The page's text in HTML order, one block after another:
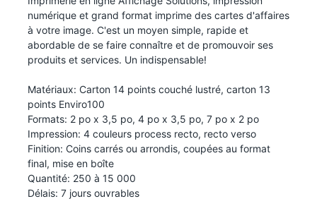
numérique et grand format imprime des cartes d'affaires
à votre image. C'est un moyen simple, rapide et
abordable de se faire connaître et de promouvoir ses
produits et services. Un indispensable!
Matériaux: Carton 14 points couché lustré, carton 13
points Enviro100
Formats: 2 po x 3,5 po, 4 po x 3,5 po, 7 po x 2 po
Impression: 4 couleurs process recto, recto verso
Finition: Coins carrés ou arrondis, coupées au format
final, mise en boîte
Quantité: 250 à 15 000
Délais: 7 jours ouvrables